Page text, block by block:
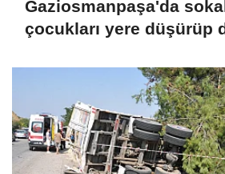
Gaziosmanpaşa'da
çocukları yere düşürüp